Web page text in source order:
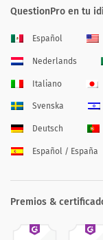
QuestionPro en tu
Español
Nederlands
Italiano
Svenska
Deutsch
Español / España
Premios &